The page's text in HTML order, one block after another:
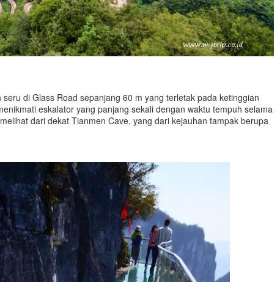
di Glass Road sepanjang 60 m yang terletak pada ketinggian
eskalator yang panjang sekali dengan waktu tempuh selama
dari dekat Tianmen Cave, yang dari kejauhan tampak berupa